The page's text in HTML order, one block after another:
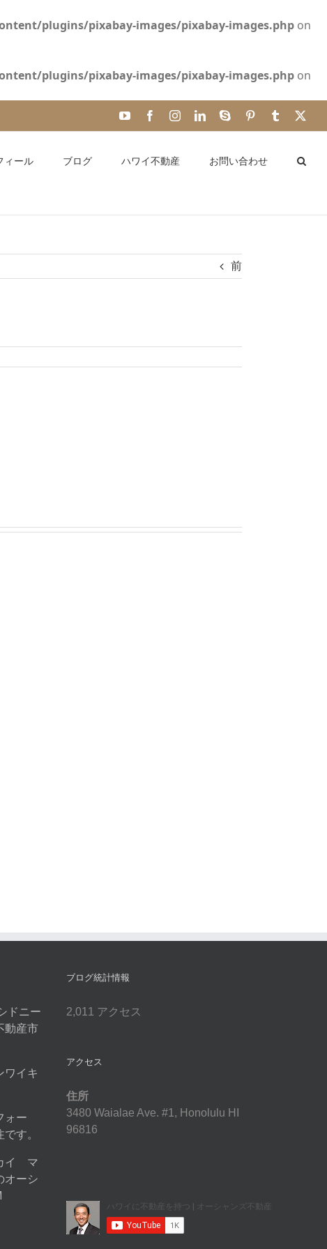
plugins/pixabay-images/pixabay-images.php on
plugins/pixabay-images/pixabay-images.php on
YouTubeFacebookInstagramLinkedInSkype PinterestTumblr
ィール ブログ ハワイ不動産 お問い合わせ
前
ドニー
動産市
ワイキ
ォー
す。
イ マ
オーシ
ブログ統計情報
2,011 アクセス
アクセス
住所
3480 Waialae Ave. #1, Honolulu HI
96816